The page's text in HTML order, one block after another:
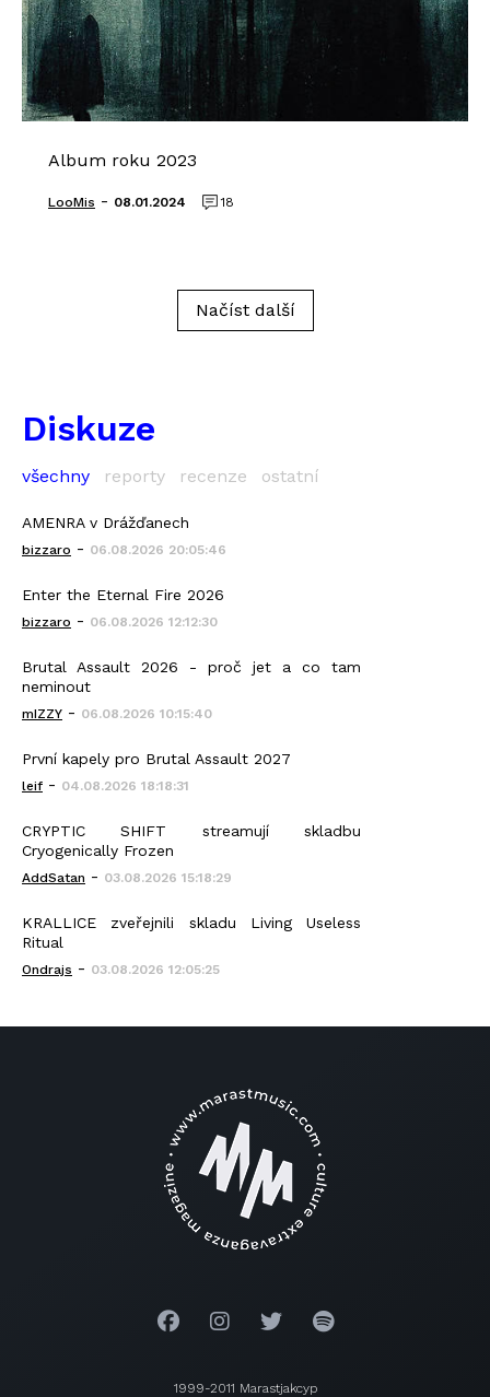
Album roku 2023
LooMis - 08.01.2024 18
Načíst další
Diskuze
všechny reporty recenze ostatní
AMENRA v Drážďanech
bizzaro - 06.08.2026 20:05:46
Enter the Eternal Fire 2026
bizzaro - 06.08.2026 12:12:30
Brutal Assault 2026 - proč jet a co tam
neminout
mIZZY - 06.08.2026 10:15:40
První kapely pro Brutal Assault 2027
leif - 04.08.2026 18:18:31
CRYPTIC SHIFT streamují skladbu
Cryogenically Frozen
AddSatan - 03.08.2026 15:18:29
KRALLICE zveřejnili skladu Living Useless
Ritual
Ondrajs - 03.08.2026 12:05:25
1999-2011 Marastjakcyp